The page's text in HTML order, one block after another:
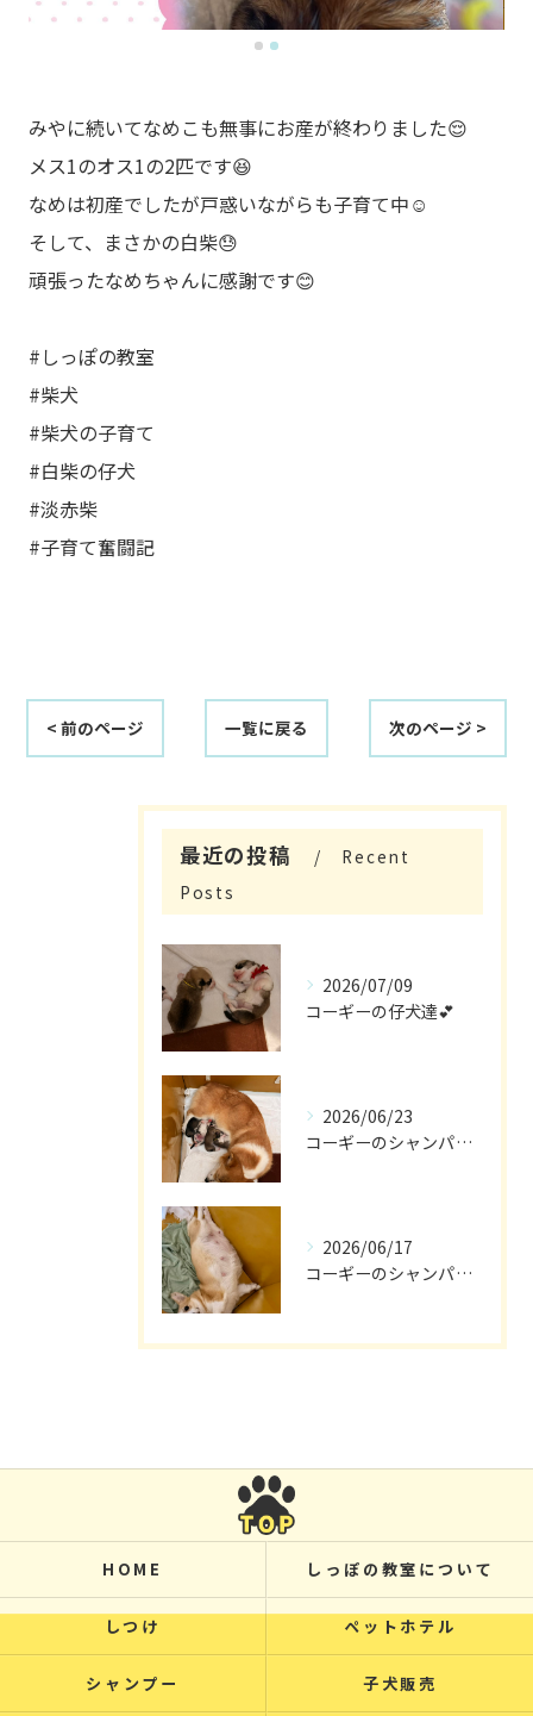
みやに続いてなめこも無事にお産が終わりました😌
メス1のオス1の2匹です😆
なめは初産でしたが戸惑いながらも子育て中☺️
そして、まさかの白柴😓
頑張ったなめちゃんに感謝です😊
#しっぽの教室
#柴犬
#柴犬の子育て
#白柴の仔犬
#淡赤柴
#子育て奮闘記
< 前のページ 一覧に戻る 次のページ >
最近の投稿
Recent
Posts
2026/07/09
コーギーの仔犬達💕
2026/06/23
コーギーのシャンパン🎵
2026/06/17
コーギーのシャンパン🥂
HOME しっぽの教室について
しつけ ペットホテル
シャンプー 子犬販売